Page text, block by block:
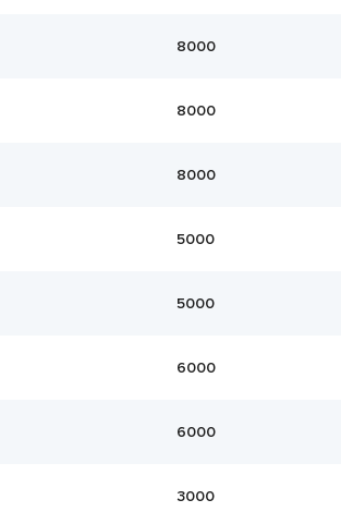
8000
8000
8000
5000
5000
6000
6000
3000